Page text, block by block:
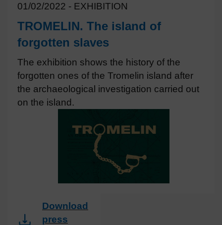
01/02/2022 - EXHIBITION
TROMELIN. The island of
forgotten slaves
The exhibition shows the history of the
forgotten ones of the Tromelin island after
the archaeological investigation carried out
on the island.
Download
press